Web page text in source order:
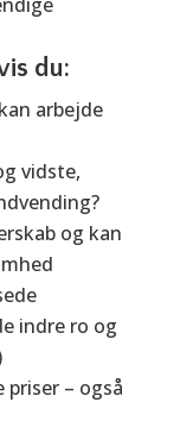
du:
arbejde
vidste,
og kan
indre ro og
– også